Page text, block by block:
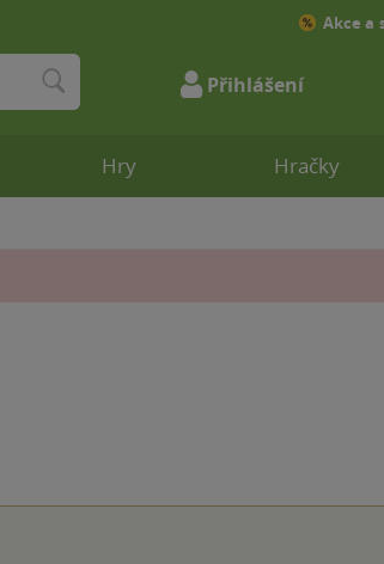
Hry Hračky
Akce a
Přihlášení